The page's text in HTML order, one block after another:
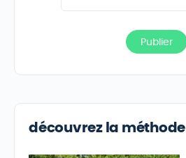
découvrez la méthode